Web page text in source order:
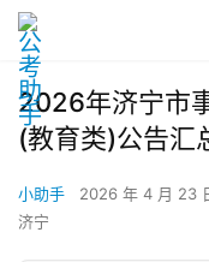
2026年济宁市
(教育类)公告汇
小助手 2026 年 4 月 23
济宁